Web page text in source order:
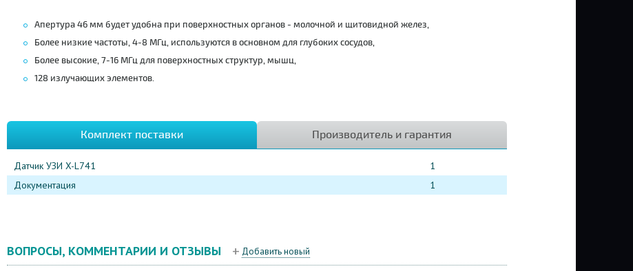
Апертура 46 мм будет удобна при поверхностных органов - молочной и щитовидной желез,
Более низкие частоты, 4-8 МГц, используются в основном для глубоких сосудов,
Более высокие, 7-16 МГц для поверхностных структур, мышц,
128 излучающих элементов.
Комплект поставки Производитель и гарантия
Датчик УЗИ X-L741
1
Документация
1
ВОПРОСЫ, КОММЕНТАРИИ И ОТЗЫВЫ Добавить новый